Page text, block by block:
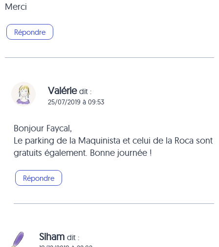
Merci
Répondre
Valérie dit :
25/07/2019 à 09:53
Bonjour Faycal,
Le parking de la Maquinista et celui de la Roca sont
gratuits également. Bonne journée !
Répondre
Siham dit :